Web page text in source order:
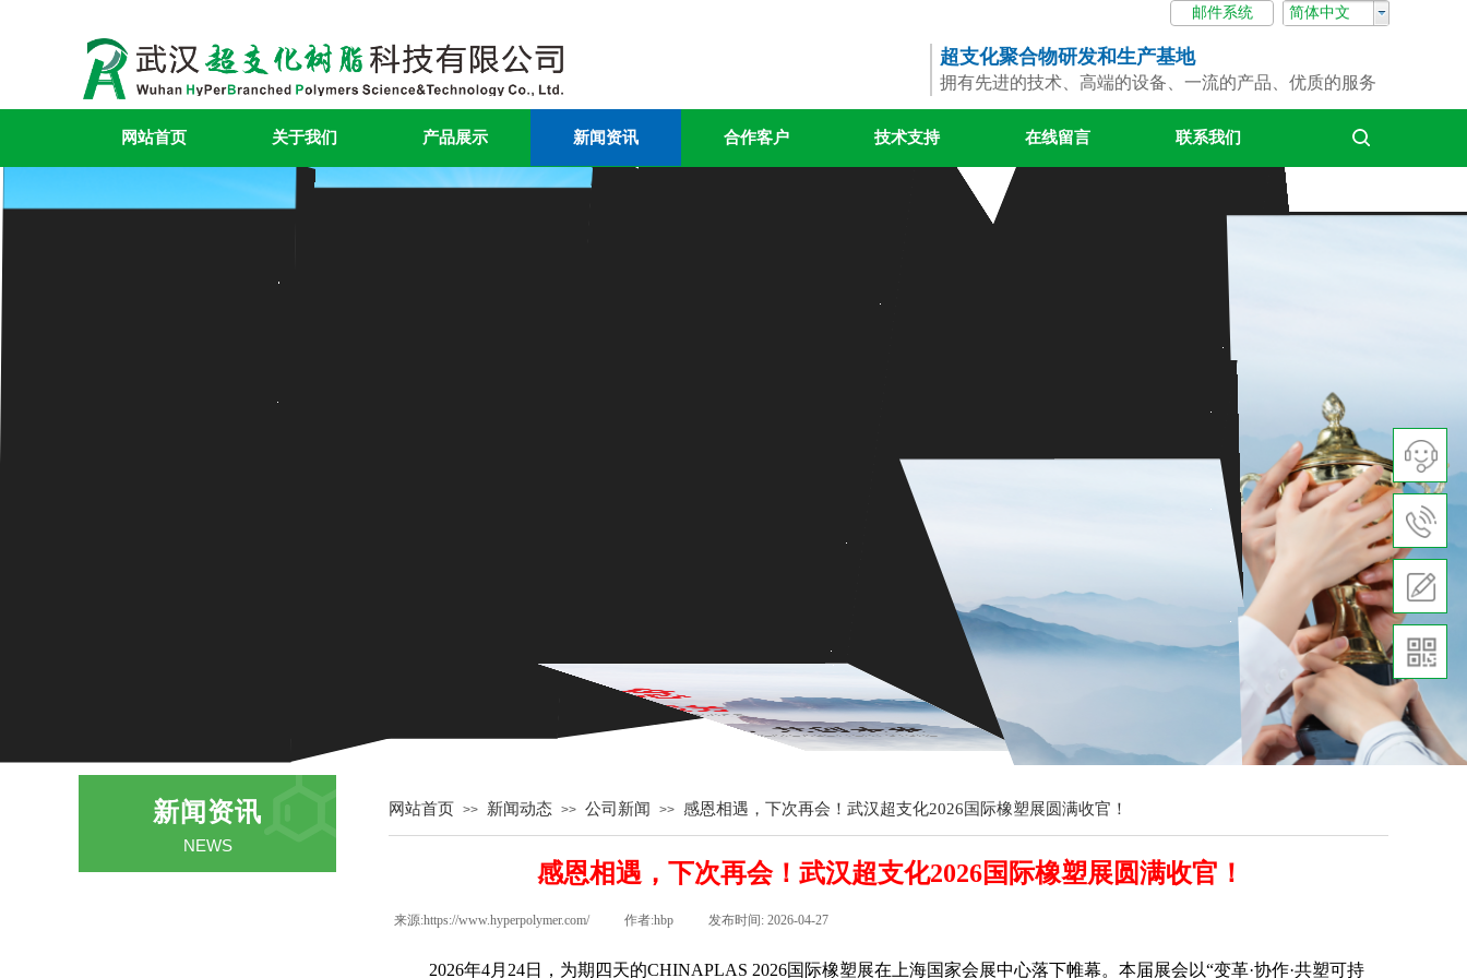
简体中文
超支化聚合物研发和生产基地
拥有先进的技术、高端的设备、一流的产品、优质的服务
邮件系统
网站首页 关于我们 产品展示 新闻资讯 合作客户 技术支持 在线留言 联系我们
新闻资讯
NEWS
网站首页 >> 新闻动态 >> 公司新闻 >> 感恩相遇，下次再会！武汉超支化2026国际橡塑展圆满收官！
感恩相遇，下次再会！武汉超支化2026国际橡塑展圆满收官！
来源:https://www.hyperpolymer.com/ 作者:hbp 发布时间: 2026-04-27
2026年4月24日，为期四天的CHINAPLAS 2026国际橡塑展在上海国家会展中心落下帷幕。本届展会以“变革·协作·共塑可持